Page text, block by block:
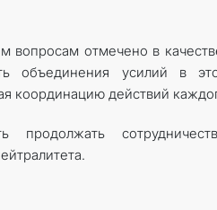
вопросам отмечено в
объединения усилий в
координацию действий
продолжать